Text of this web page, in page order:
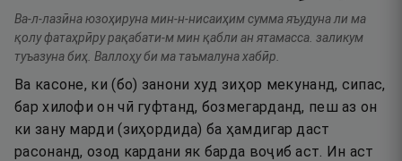
Ва-л-лазӣна юзоҳируна мин-н-нисаиҳим сумма яъудуна ли ма
қолу фатаҳрӣру рақабати-м мин қабли ан ятамасса. заликум
туъазуна биҳ. Валлоҳу би ма таъмалуна хабӣр.
Ва касоне, ки (бо) занони худ зиҳор мекунанд, сипас,
бар хилофи он чӣ гуфтанд, бозмегарданд, пеш аз он
ки зану марди (зиҳордида) ба ҳамдигар даст
расонанд, озод кардани як барда воҷиб аст. Ин аст